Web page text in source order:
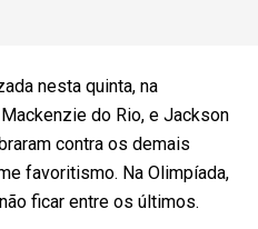
nesta quinta, na
do Rio, e Jackson
contra os demais
favoritismo. Na Olimpíada,
ficar entre os últimos.